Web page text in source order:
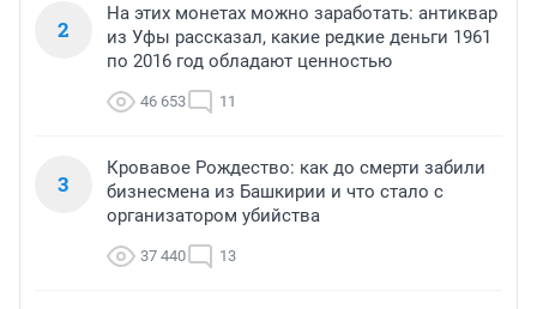
2
На этих монетах можно заработать: антиквар
из Уфы рассказал, какие редкие деньги 1961
по 2016 год обладают ценностью
46 653 11
3
Кровавое Рождество: как до смерти забили
бизнесмена из Башкирии и что стало с
организатором убийства
37 440 13